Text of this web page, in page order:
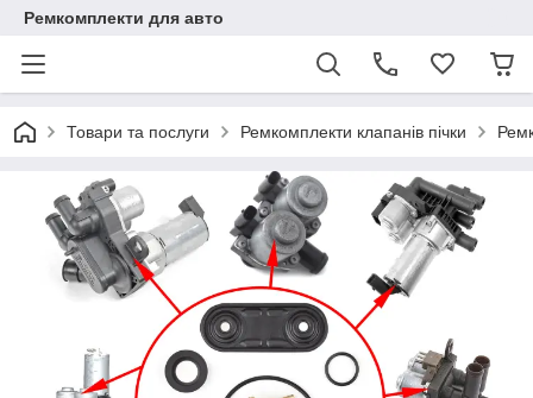
Ремкомплекти для авто
Товари та послуги Ремкомплекти клапанів пічки